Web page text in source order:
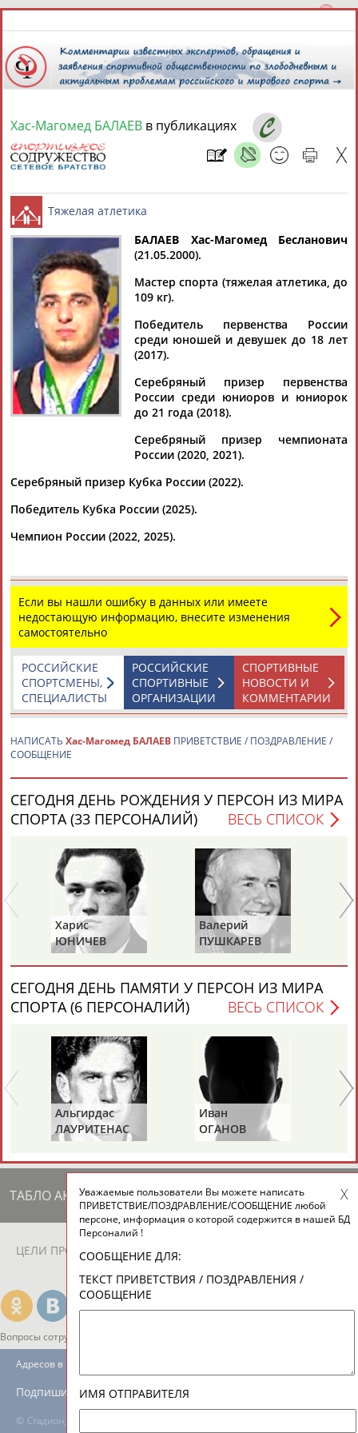
7 августа 2026 года,
СПОРТСМЕНЫ, ТРЕНЕРЫ И СПЕЦИАЛИСТЫ
Найдено: 13181персон Расширенный поиск
Аслаудин
АБАЕВ
Елена
АБАИМОВА
Мария
АБАКУМОВА
Юлия
АБАЛАКИНА
АБАСОВА
АБАЧАРАЕВ
АБАШИДЗЕ
АББАТЕ-
АББЯСОВА
АБДРАХМАНОВАБДРАХМАНОВА АБДУВАЛИЕВ
АБДУЛАЕВ
Рамазан
АБДУЛАЕВ
Тагир
АБДУЛАЕВ
Камиль
АБДУЛАЗИЗОВ
Загалав
АБДУЛБЕКОВ
АБДУЛДАУДОВАБДУЛЖАЛИЛОВ
Магомед
АБДУЛКАГИРОВАБДУЛЛАЕВ
24 персон из 13181
ЕЩЁ ПЕРСОНЫ
ТАБЛО АКТИВНОСТИ
ЦЕЛИ ПРОЕКТА КОНТАКТЫ
Вопросы сотрудничества и совместной деятельности
© Стадион, 1998-2026
Адресов в новостной рассылке: 996
Подпишись
Хас-Магомед БАЛАЕВ в публикациях
Тяжелая атлетика
БАЛАЕВ Хас-Магомед Бесланович
(21.05.2000).
Мастер спорта (тяжелая атлетика, до
109 кг).
Победитель первенства России
среди юношей и девушек до 18 лет
(2017).
Серебряный призер первенства
России среди юниоров и юниорок
до 21 года (2018).
Серебряный призер чемпионата
России (2020, 2021).
Серебряный призер Кубка России (2022).
Победитель Кубка России (2025).
Чемпион России (2022, 2025).
Если вы нашли ошибку в данных или имеете
недостающую информацию, внесите изменения
самостоятельно
СПОРТИВНЫЕ
НОВОСТИ И
КОММЕНТАРИИ
РОССИЙСКИЕ
СПОРТИВНЫЕ
ОРГАНИЗАЦИИ
РОССИЙСКИЕ
СПОРТСМЕНЫ,
СПЕЦИАЛИСТЫ
НАПИСАТЬ Хас-Магомед БАЛАЕВ ПРИВЕТСТВИЕ / ПОЗДРАВЛЕНИЕ /
СООБЩЕНИЕ
СЕГОДНЯ ДЕНЬ РОЖДЕНИЯ У ПЕРСОН ИЗ МИРА
СПОРТА (33 ПЕРСОНАЛИЙ)
ВЕСЬ СПИСОК
Харис
ЮНИЧЕВ
Валерий
ПУШКАРЕВ
СЕГОДНЯ ДЕНЬ ПАМЯТИ У ПЕРСОН ИЗ МИРА
СПОРТА (6 ПЕРСОНАЛИЙ)
ВЕСЬ СПИСОК
Альгирдас
ЛАУРИТЕНАС
Иван
ОГАНОВ
Уважаемые пользователи Вы можете написать
ПРИВЕТСТВИЕ/ПОЗДРАВЛЕНИЕ/СООБЩЕНИЕ любой
персоне, информация о которой содержится в нашей БД
Персоналий !
СООБЩЕНИЕ ДЛЯ:
ТЕКСТ ПРИВЕТСТВИЯ / ПОЗДРАВЛЕНИЯ /
СООБЩЕНИЕ
ИМЯ ОТПРАВИТЕЛЯ